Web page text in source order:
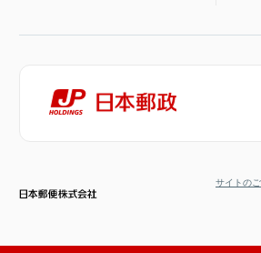
サイトの